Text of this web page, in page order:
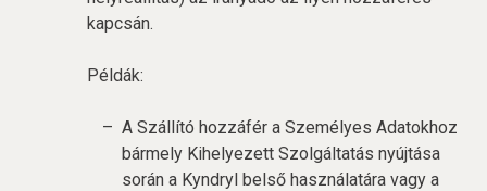
kapcsán.
Példák:
A Szállító hozzáfér a Személyes Adatokhoz
bármely Kihelyezett Szolgáltatás nyújtása
során a Kyndryl belső használatára vagy a